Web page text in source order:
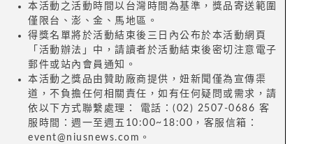
本活動之活動時間以台灣時間為基準，獎品寄送範圍
僅限台、澎、金、馬地區。
得獎名單將於活動結束後三日內公布於本活動網頁
「活動辦法」中，請讀者於活動結束後密切注意電子
郵件或站內會員通知。
本活動之獎品由贊助廠商提供，妞新聞僅為宣傳渠
道，不負擔任何相關責任，如有任何疑問或需求，請
依以下方式聯繫處理： 電話：(02) 2507-0686 客
服時間：週一至週五10:00~18:00，客服信箱：
event@niusnews.com。